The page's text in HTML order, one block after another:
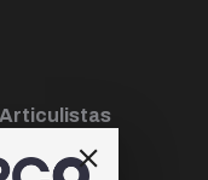
Articulistas
Décio Freire